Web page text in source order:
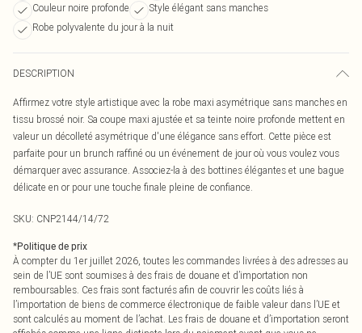
Couleur noire profonde
Style élégant sans manches
Robe polyvalente du jour à la nuit
DESCRIPTION
Affirmez votre style artistique avec la robe maxi asymétrique sans manches en
tissu brossé noir. Sa coupe maxi ajustée et sa teinte noire profonde mettent en
valeur un décolleté asymétrique d'une élégance sans effort. Cette pièce est
parfaite pour un brunch raffiné ou un événement de jour où vous voulez vous
démarquer avec assurance. Associez-la à des bottines élégantes et une bague
délicate en or pour une touche finale pleine de confiance.
SKU: CNP2144/14/72
*Politique de prix
À compter du 1er juillet 2026, toutes les commandes livrées à des adresses au
sein de l’UE sont soumises à des frais de douane et d’importation non
remboursables. Ces frais sont facturés afin de couvrir les coûts liés à
l’importation de biens de commerce électronique de faible valeur dans l’UE et
sont calculés au moment de l’achat. Les frais de douane et d’importation seront